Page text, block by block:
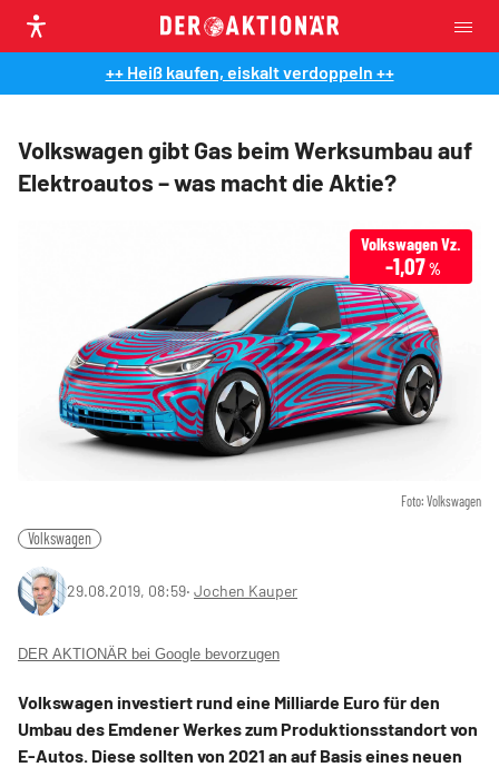
++ Heiß kaufen, eiskalt verdoppeln ++
Volkswagen gibt Gas beim Werksumbau auf
Elektroautos – was macht die Aktie?
Foto: Volkswagen
Volkswagen Vz.
-1,07%
Volkswagen
29.08.2019, 08:59‧ Jochen Kauper
DER AKTIONÄR bei Google bevorzugen
Volkswagen investiert rund eine Milliarde Euro für den
Umbau des Emdener Werkes zum Produktionsstandort von
E-Autos. Diese sollten von 2021 an auf Basis eines neuen